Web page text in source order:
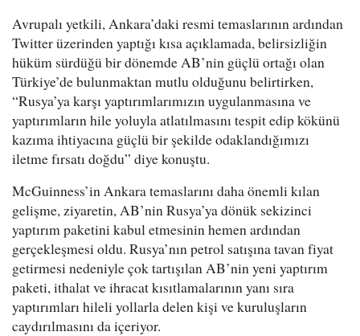
Avrupalı yetkili, Ankara’daki resmi temaslarının ardından
Twitter üzerinden yaptığı kısa açıklamada, belirsizliğin
hüküm sürdüğü bir dönemde AB’nin güçlü ortağı olan
Türkiye’de bulunmaktan mutlu olduğunu belirtirken,
“Rusya’ya karşı yaptırımlarımızın uygulanmasına ve
yaptırımların hile yoluyla atlatılmasını tespit edip kökünü
kazıma ihtiyacına güçlü bir şekilde odaklandığımızı
iletme fırsatı doğdu” diye konuştu.
McGuinness’in Ankara temaslarını daha önemli kılan
gelişme, ziyaretin, AB’nin Rusya’ya dönük sekizinci
yaptırım paketini kabul etmesinin hemen ardından
gerçekleşmesi oldu. Rusya’nın petrol satışına tavan fiyat
getirmesi nedeniyle çok tartışılan AB’nin yeni yaptırım
paketi, ithalat ve ihracat kısıtlamalarının yanı sıra
yaptırımları hileli yollarla delen kişi ve kuruluşların
caydırılmasını da içeriyor.